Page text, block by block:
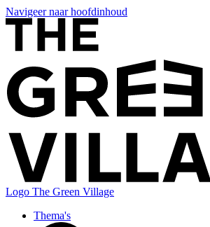
Navigeer naar hoofdinhoud
Logo The Green Village
Thema's